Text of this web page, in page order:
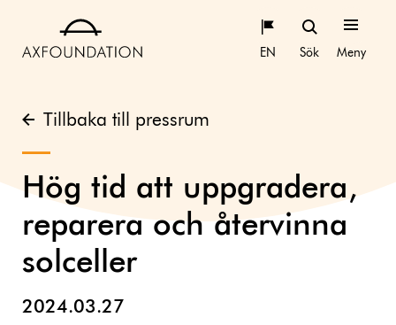
EN Sök Meny
Tillbaka till pressrum
Hög tid att uppgradera,
reparera och återvinna
solceller
2024.03.27